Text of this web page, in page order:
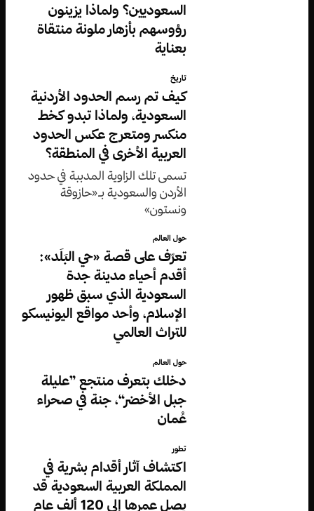
السعوديين؟ ولماذا يزينون
رؤوسهم بأزهار ملونة منتقاة
بعناية
تاريخ
كيف تم رسم الحدود الأردنية
السعودية، ولماذا تبدو كخط
منكسر ومتعرج عكس الحدود
العربية الأخرى في المنطقة؟
تسمى تلك الزاوية المدببة في حدود
الأردن والسعودية بـ«حازوقة
ونستون»
حول العالم
تعرّف على قصة «حي البَلَد»:
أقدم أحياء مدينة جدة
السعودية الذي سبق ظهور
الإسلام، وأحد مواقع اليونيسكو
للتراث العالمي
حول العالم
دخلك بتعرف منتجع ”عليلة
جبل الأخضر“، جنة في صحراء
عُمان
تطور
اكتشاف آثار أقدام بشرية في
المملكة العربية السعودية قد
يصل عمرها إلى 120 ألف عام